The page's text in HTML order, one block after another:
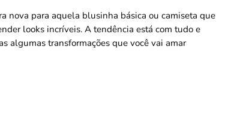
nova para aquela blusinha básica ou camiseta que
looks incríveis. A tendência está com tudo e
algumas transformações que você vai amar